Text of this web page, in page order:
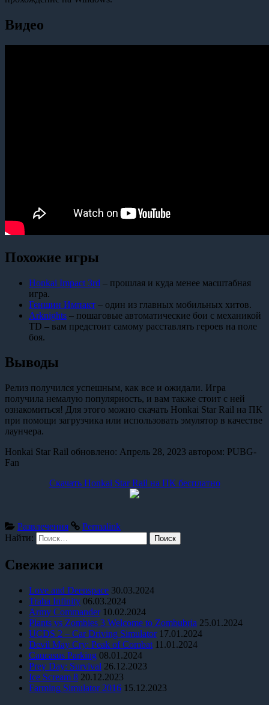
Видео
Похожие игры
Honkai Impact 3rd – прошлая и куда менее масштабная
игра.
Геншин Импакт – один из главных мобильных хитов.
Arknights – пошаговые автоматические бои с механикой
TD – вам предстоит самому расставлять героев на поле
боя.
Выводы
Релиз получился успешным, как все и ожидали. Игра
получила немалую популярность, и вам также стоит с ней
ознакомиться! Для этого можно скачать Honkai Star Rail на ПК
при помощи загрузчика или использовать эмулятор в качестве
лаунчера.
Honkai Star Rail обновлено: Апрель 28, 2023 автором: PUBG-
Fan
Скачать Honkai Star Rail на ПК бесплатно
Развлечения
Permalink
Найти:
Свежие записи
Love and Deepspace 30.03.2024
Traha Infinity 06.03.2024
Army Commander 10.02.2024
Plants vs Zombies 3 Welcome to Zombubria 25.01.2024
UCDS 2 – Car Driving Simulator 17.01.2024
Devil May Cry: Peak of Combat 11.01.2024
Caucasus Parking 08.01.2024
Prey Day: Survival 26.12.2023
Ice Scream 8 20.12.2023
Farming Simulator 2016 15.12.2023